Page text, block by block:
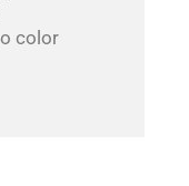
color